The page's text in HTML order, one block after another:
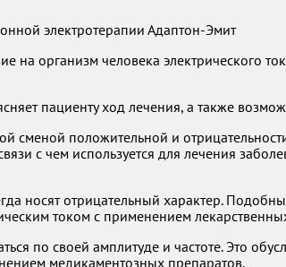
организм человека электрического
пациенту ход лечения, а также
сменой положительной и
с чем используется для лечения
носят отрицательный характер.
током с применением
по своей амплитуде и частоте. Это
медикаментозных препаратов.